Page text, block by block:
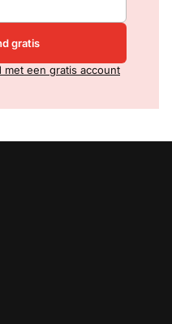
gratis
een gratis account